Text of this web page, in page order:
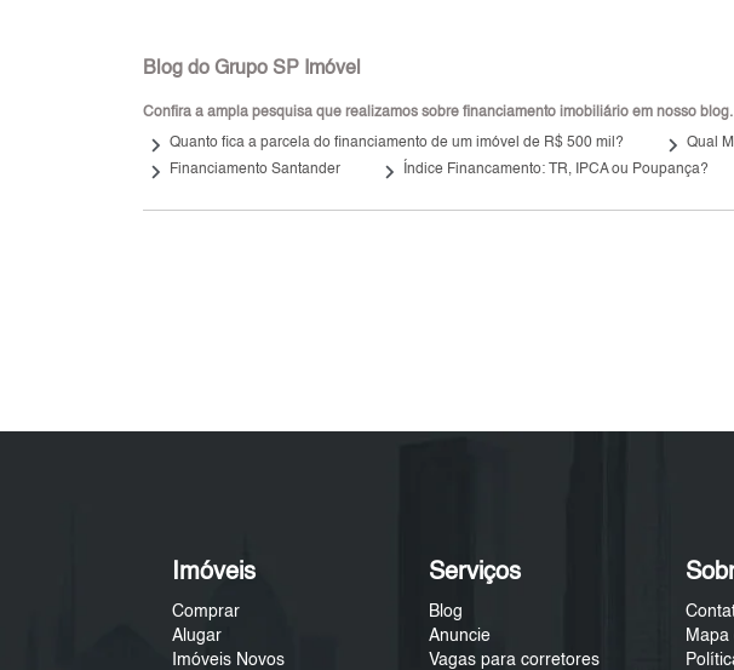
Blog do Grupo SP Imóvel
Confira a ampla pesquisa que realizamos sobre financiamento imobiliário em nosso
keyboard_arrow_right Quanto fica a parcela do financiamento de um imóvel de R$ 500 mil? keyboard_arrow_right Qual
keyboard_arrow_right Financiamento Santander keyboard_arrow_right Índice Financamento: TR, IPCA ou Poupança?
Imóveis
Comprar
Alugar
Imóveis Novos
Serviços
Blog
Anuncie
Vagas para corretores
Mapa